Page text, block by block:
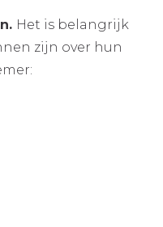
Het is belangrijk
zijn over hun